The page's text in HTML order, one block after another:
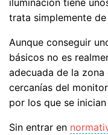
trata simplemente de
Aunque conseguir
básicos no es
adecuada de la
cercanías del
por los que se
Sin entrar en